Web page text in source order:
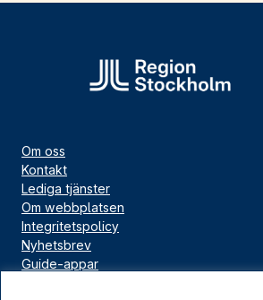
Om oss
Kontakt
Lediga tjänster
Om webbplatsen
Integritetspolicy
Nyhetsbrev
Guide-appar